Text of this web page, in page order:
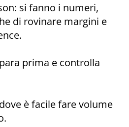
si fanno i numeri,
di rovinare margini e
prima e controlla
è facile fare volume